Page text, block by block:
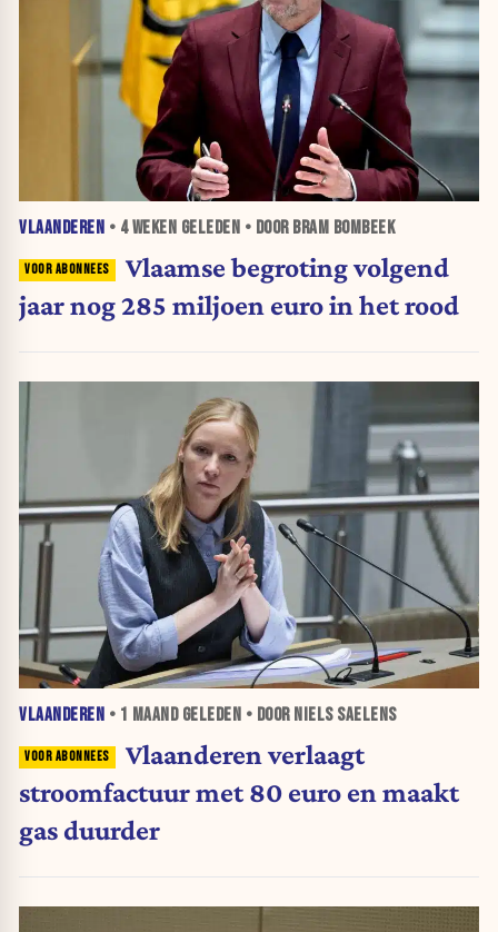
VLAANDEREN • 4 WEKEN GELEDEN • DOOR BRAM BOMBEEK
Vlaamse begroting volgend
jaar nog 285 miljoen euro in het rood
VLAANDEREN • 1 MAANDGELEDEN • DOOR NIELS SAELENS
Vlaanderen verlaagt
stroomfactuur met 80 euro en maakt
gas duurder